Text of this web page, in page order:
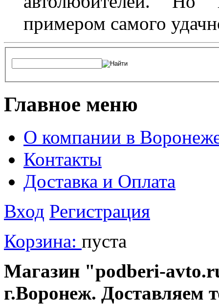
примером самого
Главное меню
О компании в
Контакты
Доставка и Оплата
Вход Регистрация
Корзина: пуста
Магазин "podberi-
г.Воронеж. Доставляем